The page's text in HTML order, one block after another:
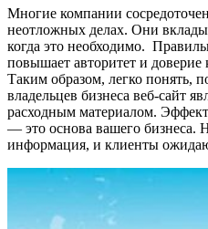
Многие компании
неотложных делах. Они
когда это необходимо.
повышает авторитет и доверие
Таким образом, легко понять,
владельцев бизнеса веб-сайт
расходным материалом.
— это основа вашего бизнеса.
информация, и клиенты